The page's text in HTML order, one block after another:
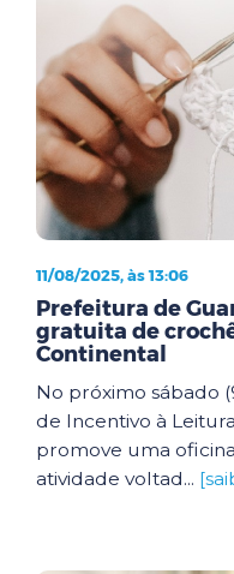
11/08/2025, às 13:06
Prefeitura de
gratuita de
Continental
No próximo sábado
de Incentivo à
promove uma
atividade voltad...